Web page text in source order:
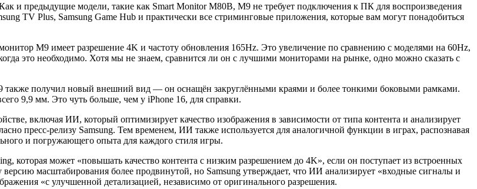
и предыдущие модели, такие как Smart Monitor M80B, M9 не требует подключения к ПК для воспроизведения
TV Plus, Samsung Game Hub и практически все стриминговые приложения, которые вам могут понадобиться
M9 имеет разрешение 4K и частоту обновления 165Hz. Это увеличение по сравнению с моделями на 60Hz,
это необходимо. Хотя мы не знаем, сравнится ли он с лучшими мониторами на рынке, одно можно сказать с
также получил новый внешний вид — он оснащён закруглёнными краями и более тонкими боковыми рамками.
9,9 мм. Это чуть больше, чем у iPhone 16, для справки.
включая ИИ, который оптимизирует качество изображения в зависимости от типа контента и анализирует
пресс-релизу Samsung. Тем временем, ИИ также используется для аналогичной функции в играх, распознавая
и погружающего опыта для каждого стиля игры.
может «повышать качество контента с низким разрешением до 4K», если он поступает из встроенных
масштабирования более продвинутой, но Samsung утверждает, что ИИ анализирует «входные сигналы и
«с улучшенной детализацией, независимо от оригинального разрешения.